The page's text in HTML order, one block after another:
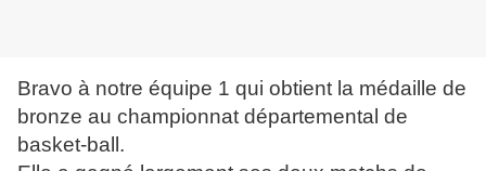
Bravo à notre équipe 1 qui obtient la médaille de
bronze au championnat départemental de
basket-ball.